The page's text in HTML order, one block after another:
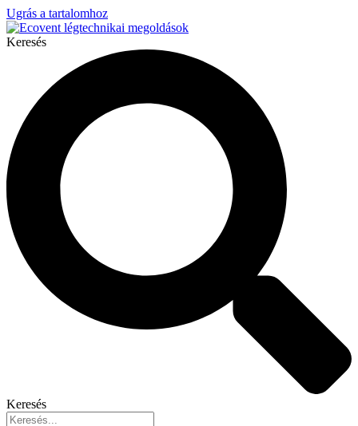
Ugrás a tartalomhoz
Keresés
Keresés